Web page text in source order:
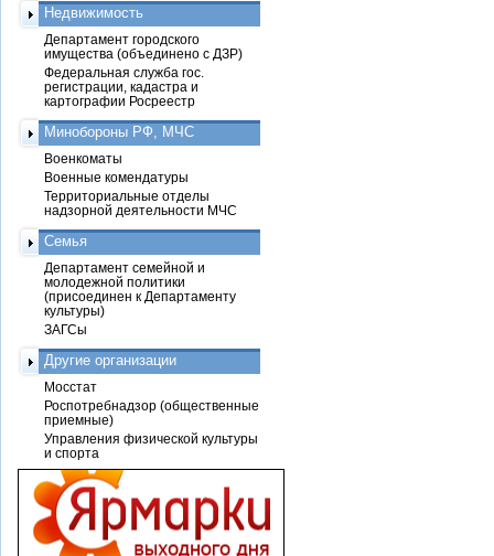
Недвижимость
Департамент городского
имущества (объединено с ДЗР)
Федеральная служба гос.
регистрации, кадастра и
картографии Росреестр
Минобороны РФ, МЧС
Военкоматы
Военные комендатуры
Территориальные отделы
надзорной деятельности МЧС
Семья
Департамент семейной и
молодежной политики
(присоединен к Департаменту
культуры)
ЗАГСы
Другие организации
Мосстат
Роспотребнадзор (общественные
приемные)
Управления физической культуры
и спорта